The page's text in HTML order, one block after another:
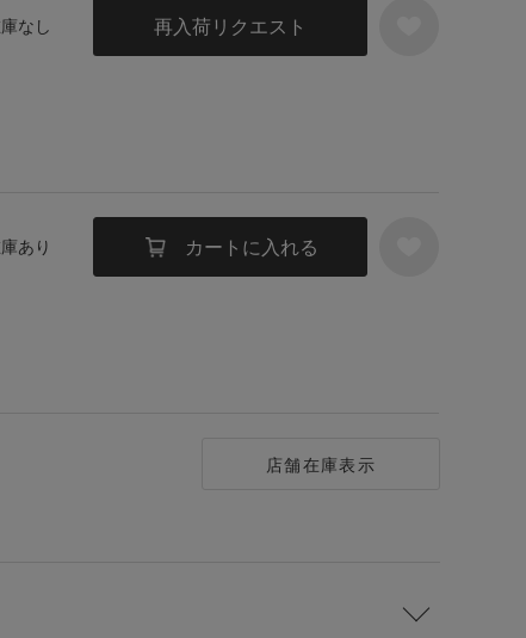
なし 再入荷リクエスト
あり カートに入れる
店舗在庫表示